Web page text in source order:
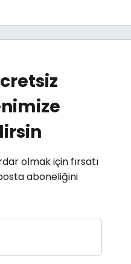
olmak için fırsatı
aboneliğini